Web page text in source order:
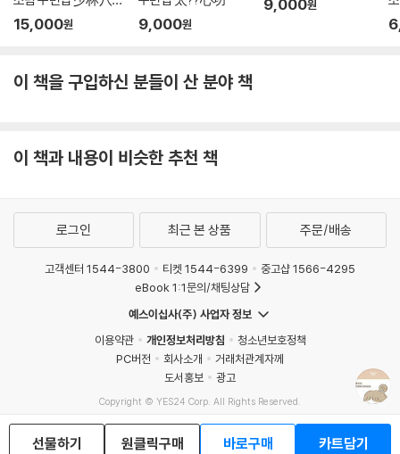
段?
15,000원 9,000원
9,000원
이 책을 구입하신 분들이 산 분야 책
이 책과 내용이 비슷한 추천 책
선물하기 원클릭구매 바로구매 카트담기
로그인 최근 본 상품 주문/배송
고객센터 1544-3800 티켓 1544-6399
중고샵 1566-4295
eBook 1:1문의/채팅상담
예스이십사(주) 사업자 정보
이용약관
개인정보처리방침
청소년보호정책
PC버전
회사소개
거래처관계자께
도서홍보
광고
Copyright © YES24 Corp. All Rights Reserved.